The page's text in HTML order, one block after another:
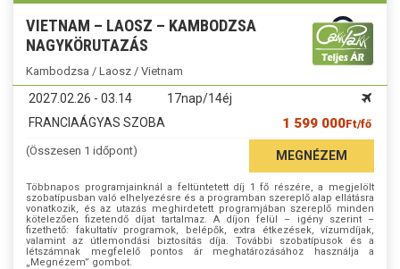
VIETNAM – LAOSZ – KAMBODZSA
NAGYKÖRUTAZÁS
Kambodzsa / Laosz / Vietnam
2027.02.26 - 03.14
17nap/14éj
FRANCIAÁGYAS SZOBA
1 599 000Ft/fő
(Összesen 1 időpont) MEGNÉZEM
Többnapos programjainknál a feltüntetett díj 1 fő részére, a megjelölt
szobatípusban való elhelyezésre és a programban szereplő alap ellátásra
vonatkozik, és az utazás meghirdetett programjában szereplő minden
kötelezően fizetendő díjat tartalmaz. A díjon felül – igény szerint –
fizethető: fakultatív programok, belépők, extra étkezések, vízumdíjak,
valamint az útlemondási biztosítás díja. További szobatípusok és a
létszámnak megfelelő pontos ár meghatározásához használja a
„Megnézem” gombot.